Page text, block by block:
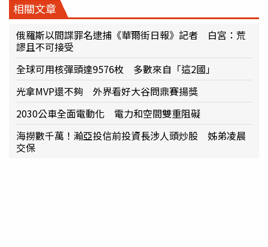
相關文章
俄羅斯以間諜罪名逮捕《華爾街日報》記者 白宮：荒
謬且不可接受
全球可用核彈頭達9576枚 多數來自「這2國」
光拿MVP還不夠 外界看好大谷問鼎賽揚獎
2030公車全面電動化 電力和空間雙重阻礙
海撈數千萬！瀚亞投信前投資長涉人頭炒股 姊弟凌晨
交保